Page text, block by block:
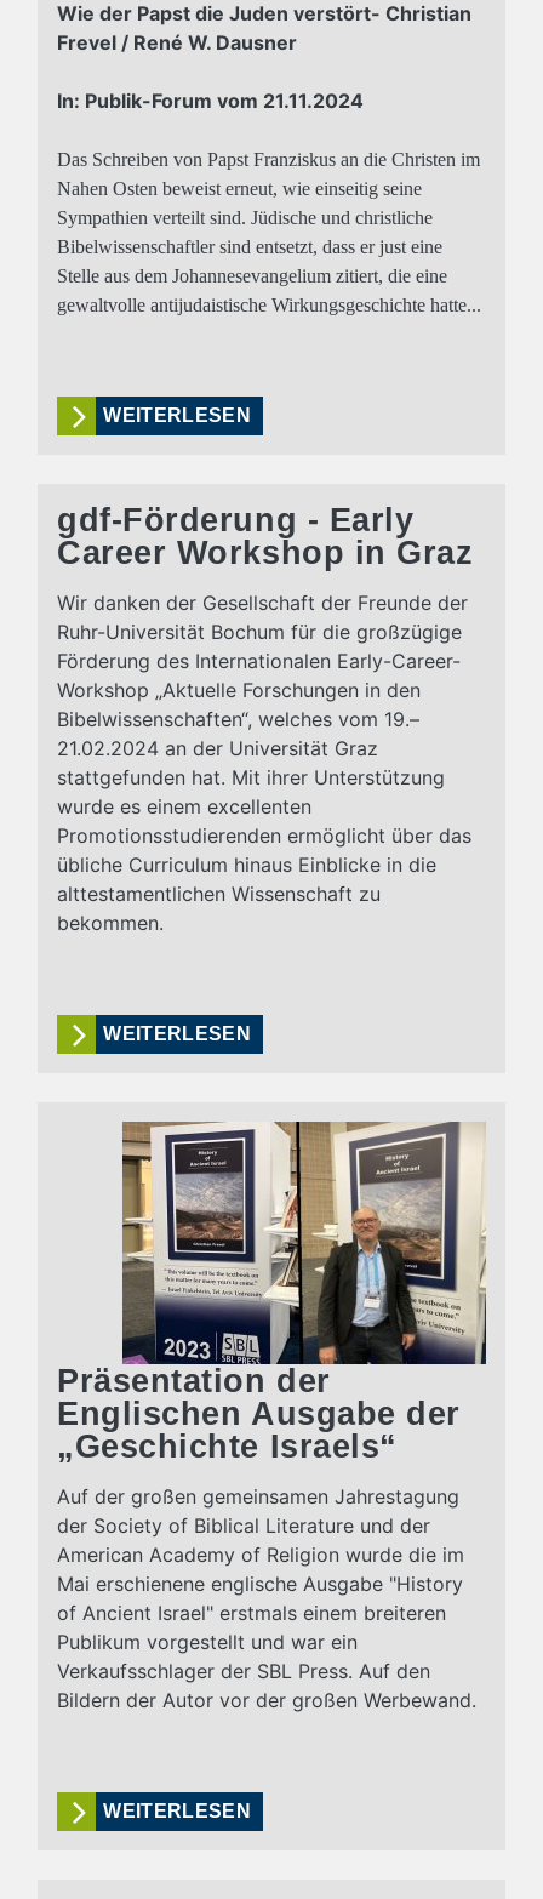
Wie der Papst die Juden verstört- Christian
Frevel / René W. Dausner
In: Publik-Forum vom 21.11.2024
Das Schreiben von Papst Franziskus an die Christen im
Nahen Osten beweist erneut, wie einseitig seine
Sympathien verteilt sind. Jüdische und christliche
Bibelwissenschaftler sind entsetzt, dass er just eine
Stelle aus dem Johannesevangelium zitiert, die eine
gewaltvolle antijudaistische Wirkungsgeschichte hatte...
WEITERLESEN
gdf-Förderung - Early
Career Workshop in Graz
Wir danken der Gesellschaft der Freunde der
Ruhr-Universität Bochum für die großzügige
Förderung des Internationalen Early-Career-
Workshop „Aktuelle Forschungen in den
Bibelwissenschaften“, welches vom 19.–
21.02.2024 an der Universität Graz
stattgefunden hat. Mit ihrer Unterstützung
wurde es einem excellenten
Promotionsstudierenden ermöglicht über das
übliche Curriculum hinaus Einblicke in die
alttestamentlichen Wissenschaft zu
bekommen.
WEITERLESEN
Präsentation der
Englischen Ausgabe der
„Geschichte Israels“
Auf der großen gemeinsamen Jahrestagung
der Society of Biblical Literature und der
American Academy of Religion wurde die im
Mai erschienene englische Ausgabe "History
of Ancient Israel" erstmals einem breiteren
Publikum vorgestellt und war ein
Verkaufsschlager der SBL Press. Auf den
Bildern der Autor vor der großen Werbewand.
WEITERLESEN